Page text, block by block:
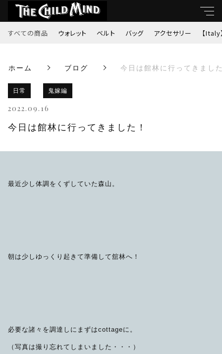
すべての商品 ウォレット ベルト バッグ アクセサリー 【Italy
ホーム ブログ 今日は館林に行ってきまし
日常 鬼嫁編
2022.09.16
今日は館林に行ってきました！
最近少し体調をくずしていた森山。
朝は少しゆっくり起きて準備して舘林へ！
必要な諸々を調達しにまずはcottageに。
（写真は撮り忘れてしまいました・・・）
すべて
ベルト
バッグ
アクセサリー
メンテナンス
子カテゴリ